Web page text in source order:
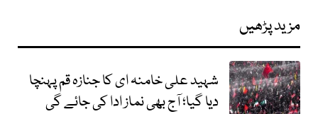
مزید پڑھیں
شہید علی خامنہ ای کا جنازہ قم پہنچا
دیا گیا؛ آج بھی نماز ادا کی جائے گی